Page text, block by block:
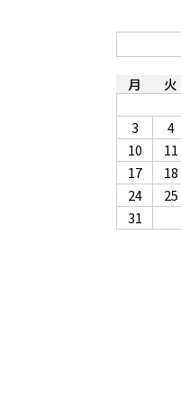
月 火
3
4
10
11
17
18
24
25
31